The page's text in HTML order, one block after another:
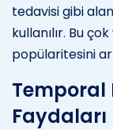
tedavisi gibi
kullanılır. Bu
popülaritesini
Temporal
Faydaları